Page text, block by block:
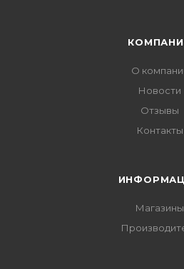
О
Новости
Отзывы
Контакты
Магазины